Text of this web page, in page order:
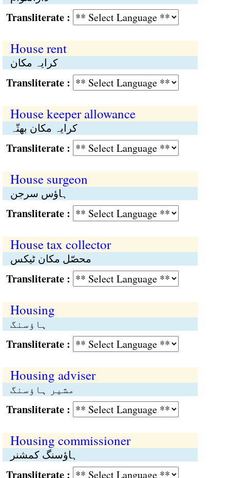
:
House rent
کرایہ مکان
:
House keeper allowance
کرایہ مکان بھتّہ
:
House surgeon
ہاؤس سرجن
:
House tax collector
محصّل مکان ٹیکس
:
Housing
ہاؤسنگ
:
Housing adviser
مشیر ہاؤسنگ
:
Housing commissioner
ہاؤسنگ کمشنر
: